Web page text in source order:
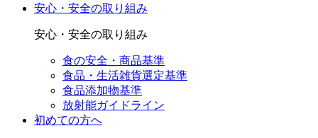
安心・安全の取り組み
安心・安全の取り組み
食の安全・商品基準
食品・生活雑貨選定基準
食品添加物基準
放射能ガイドライン
初めての方へ